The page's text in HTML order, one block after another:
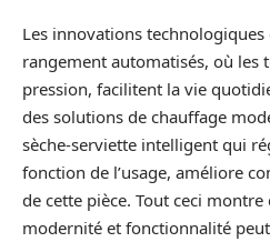
Les innovations
rangement automatisés, où les
pression, facilitent la vie
des solutions de chauffage
sèche-serviette intelligent qui
fonction de l’usage, améliore
de cette pièce. Tout ceci
modernité et fonctionnalité